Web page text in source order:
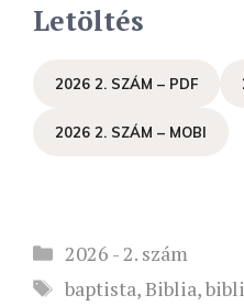
Letöltés
2026 2. SZÁM – PDF
2026 2. SZÁM – MOBI
Kategória
2026 - 2. szám
Címkék
baptista,Biblia,